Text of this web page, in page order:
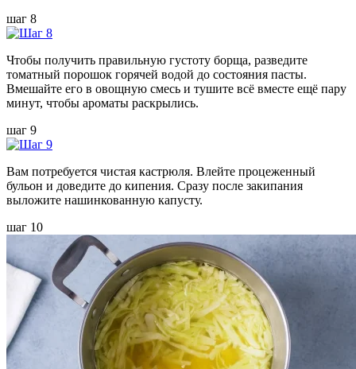
шаг 8
Чтобы получить правильную густоту борща, разведите
томатный порошок горячей водой до состояния пасты.
Вмешайте его в овощную смесь и тушите всё вместе ещё пару
минут, чтобы ароматы раскрылись.
шаг 9
Вам потребуется чистая кастрюля. Влейте процеженный
бульон и доведите до кипения. Сразу после закипания
выложите нашинкованную капусту.
шаг 10